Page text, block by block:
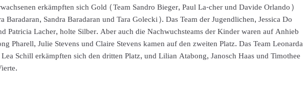
erkämpften sich Gold (Team Sandro Bieger, Paul La-cher und Davide Orlando)
Baradaran, Sandra Baradaran und Tara Golecki). Das Team der Jugendlichen, Jessica Do
Patricia Lacher, holte Silber. Aber auch die Nachwuchsteams der Kinder waren auf Anhieb
Pharell, Julie Stevens und Claire Stevens kamen auf den zweiten Platz. Das Team Leonarda
Schill erkämpften sich den dritten Platz, und Lilian Atabong, Janosch Haas und Timothee